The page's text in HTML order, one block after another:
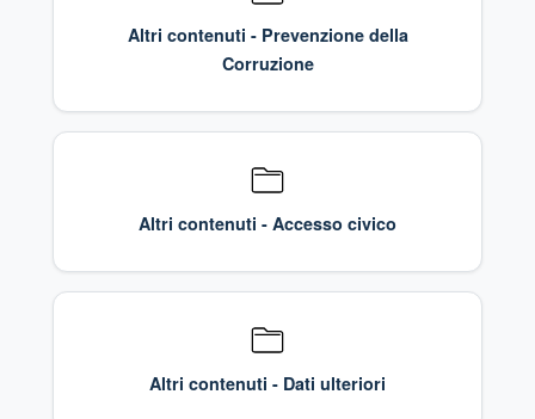
Altri contenuti - Prevenzione della
Corruzione
Altri contenuti - Accesso civico
Altri contenuti - Dati ulteriori